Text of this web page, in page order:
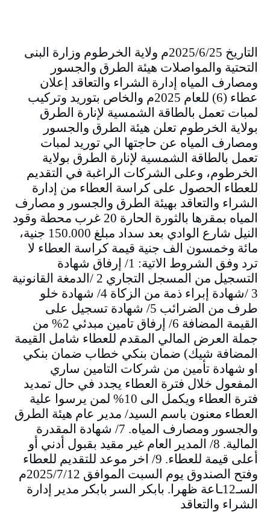
التاريخ 2025/6/25م ولاية الخرطوم وزارة البنى
التحتية والمواصلات هيئة الطرق والجسور
ومصارف المياه إدارة الشراء والتعاقد إعلان
عطاء (6) للعام 2025م والخاص بتوريد وتركيب
لمبات تعمل بالطاقة الشمسية لإنارة الطرق
بولاية الخرطوم تعلن هيئة الطرق والجسور
ومصارف المياه عن حاجتها الي توريد لمبات
تعمل بالطاقة الشمسية لإنارة الطرق بولاية
الخرطوم، وعلى الشركات الراغبة في التقديم
للعطاء الحصول على كراسة العطاء من إدارة
الشراء والتعاقد بهيئة الطرق والجسور و مصارف
المياه بمقرها بالثورة الحارة 20 غرب محطة وقود
النيل شارع الوادي بعد سداد مبلغ 150.000 جنية،
مائة وخمسون الف جنية قيمة كراسة العطاء لا
ترد وفق الشروط الاتية: 1/ إرفاق شهادة
التسجيل من المسجل التجاري 2 /الدمغة القانونية
3 /شهادة إبراء ذمة من الزكاة 4/ شهادة خلو
طرف من الضرائب 5/ شهادة تسجيل على
القيمة المضافة 6/ إرفاق تامين مبدئي 2% من
جملة العرض المالي المقدم للعطاء شامل القيمة
المضافة شيك) ضمان بنكي خطاب ضمان بنكي
او شهادة تأمين من شركات التامين ساري
المفعول خلال فترة العطاء يجدد في حال تمديد
فترة العطاء ويكمل الى 10% لمن يرسوا علية
العطاء معنون باسم السيد/ مدير عام هيئة الطرق
والجسور ومصارف المياه. 7/ شهادة المقدرة
المالية. 8/ المدير العام غير مقيد بقبول أدني أو
أعلى قيمة للعطاء. 9/ اخر موعد للتقديم للعطاء
وفتح الصندوق يوم السبت الموافق 2025/7/12م
السـ12ـاعة ظهرا. بابكر السر بابكر مدير إدارة
الشراء والتعاقد